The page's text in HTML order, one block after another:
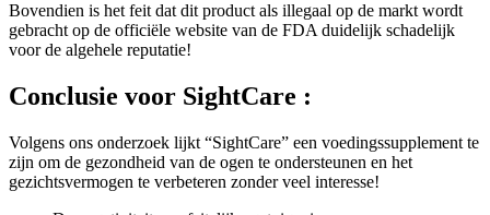
Bovendien is het feit dat dit product als illegaal op de markt wordt
gebracht op de officiële website van de FDA duidelijk schadelijk
voor de algehele reputatie!
Conclusie voor SightCare :
Volgens ons onderzoek lijkt “SightCare” een voedingssupplement te
zijn om de gezondheid van de ogen te ondersteunen en het
gezichtsvermogen te verbeteren zonder veel interesse!